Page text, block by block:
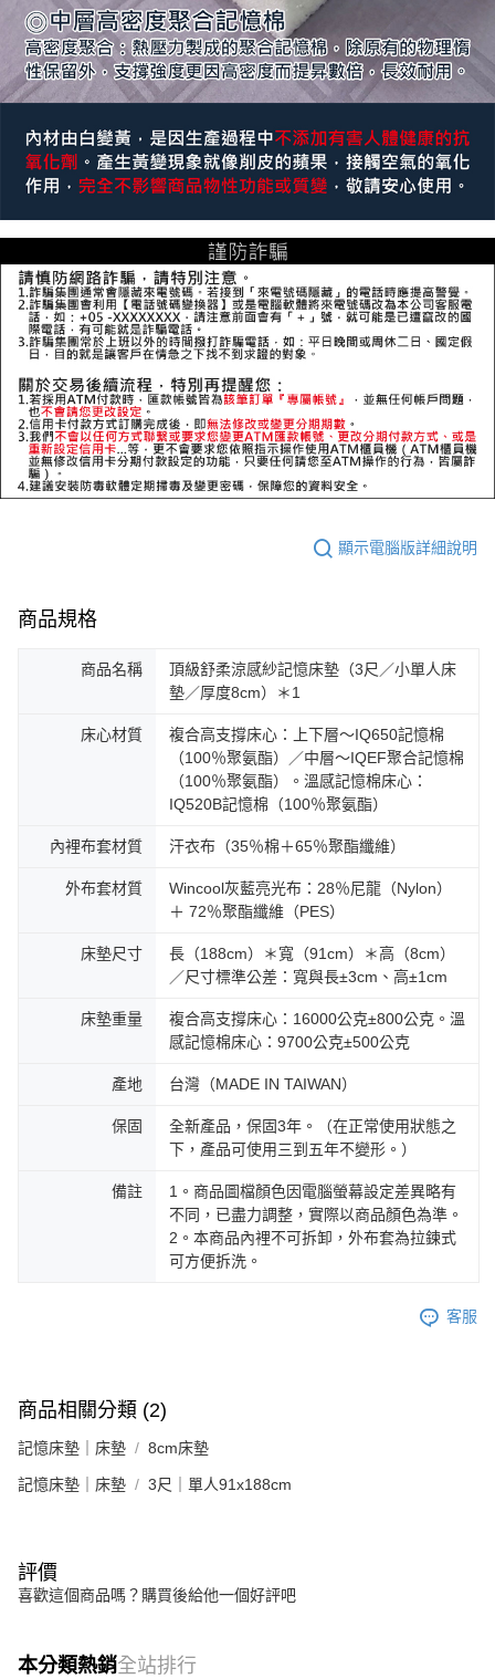
顯示電腦版詳細說明
商品規格
商品名稱
頂級舒柔涼感紗記憶床墊（3尺／小單人床
墊／厚度8cm）＊1
床心材質
複合高支撐床心：上下層～IQ650記憶棉
（100％聚氨酯）／中層～IQEF聚合記憶棉
（100％聚氨酯）。溫感記憶棉床心：
IQ520B記憶棉（100％聚氨酯）
內裡布套材質 汗衣布（35％棉＋65％聚酯纖維）
外布套材質
Wincool灰藍亮光布：28％尼龍（Nylon）
＋ 72％聚酯纖維（PES）
床墊尺寸
長（188cm）＊寬（91cm）＊高（8cm）
／尺寸標準公差：寬與長±3cm、高±1cm
床墊重量
複合高支撐床心：16000公克±800公克。溫
感記憶棉床心：9700公克±500公克
產地 台灣（MADE IN TAIWAN）
保固
全新產品，保固3年。（在正常使用狀態之
下，產品可使用三到五年不變形。）
備註
1。商品圖檔顏色因電腦螢幕設定差異略有
不同，已盡力調整，實際以商品顏色為準。
2。本商品內裡不可拆卸，外布套為拉鍊式
可方便拆洗。
客服
商品相關分類 (2)
記憶床墊｜床墊 8cm床墊
記憶床墊｜床墊 3尺｜單人91x188cm
評價
喜歡這個商品嗎？購買後給他一個好評吧
本分類熱銷全站排行